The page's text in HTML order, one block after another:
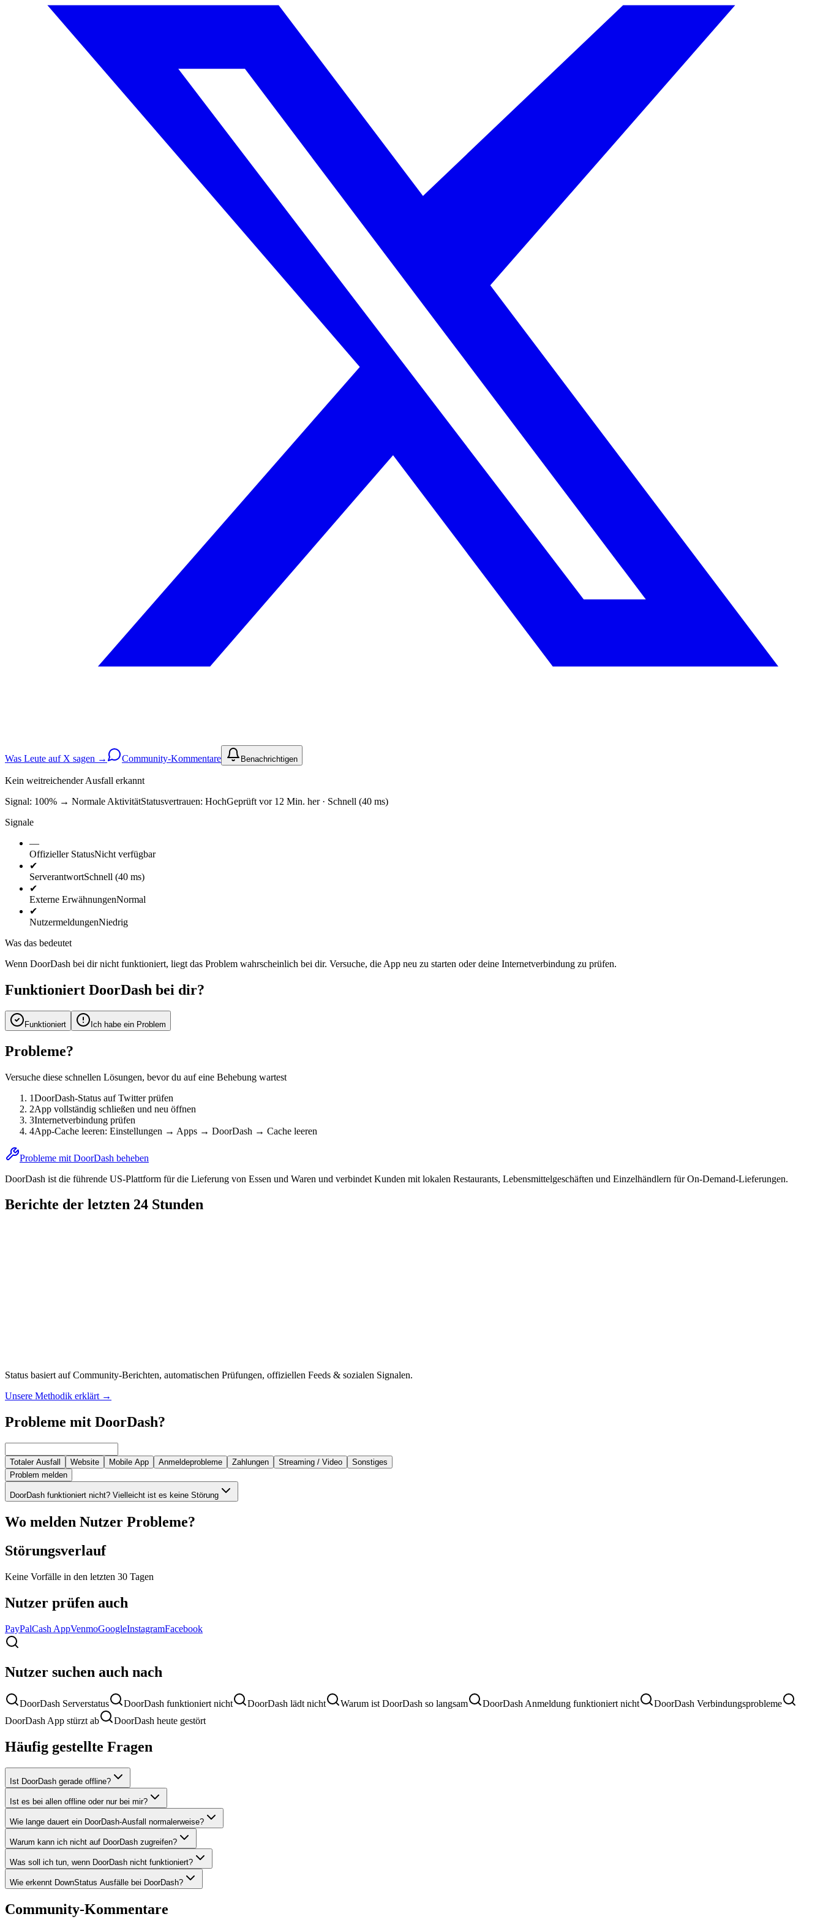
Was Leute auf X sagen → Community-Kommentare Benachrichtigen
Kein weitreichender Ausfall erkannt
Signal: 100% → Normale AktivitätStatusvertrauen: HochGeprüft vor 12 Min. her · Schnell (40 ms)
Signale
—
Offizieller StatusNicht verfügbar
✔
ServerantwortSchnell (40 ms)
✔
Externe ErwähnungenNormal
✔
NutzermeldungenNiedrig
Was das bedeutet
Wenn DoorDash bei dir nicht funktioniert, liegt das Problem wahrscheinlich bei dir. Versuche, die App neu zu starten oder deine Internetverbindung zu prüfen.
Funktioniert DoorDash bei dir?
Funktioniert Ich habe ein Problem
Probleme?
Versuche diese schnellen Lösungen, bevor du auf eine Behebung wartest
1DoorDash-Status auf Twitter prüfen
2App vollständig schließen und neu öffnen
3Internetverbindung prüfen
4App-Cache leeren: Einstellungen → Apps → DoorDash → Cache leeren
Probleme mit DoorDash beheben
DoorDash ist die führende US-Plattform für die Lieferung von Essen und Waren und verbindet Kunden mit lokalen Restaurants, Lebensmittelgeschäften und Einzelhändlern für On-Demand-Lieferungen.
Berichte der letzten 24 Stunden
Status basiert auf Community-Berichten, automatischen Prüfungen, offiziellen Feeds & sozialen Signalen.
Unsere Methodik erklärt →
Probleme mit DoorDash?
Totaler Ausfall Website Mobile App Anmeldeprobleme Zahlungen Streaming / Video
Sonstiges
Problem melden
DoorDash funktioniert nicht? Vielleicht ist es keine Störung
Wo melden Nutzer Probleme?
Störungsverlauf
Keine Vorfälle in den letzten 30 Tagen
Nutzer prüfen auch
PayPalCash AppVenmoGoogleInstagramFacebook
Nutzer suchen auch nach
DoorDash Serverstatus DoorDash funktioniert nicht DoorDash lädt nicht Warum ist DoorDash so langsam DoorDash Anmeldung funktioniert nicht
DoorDash Verbindungsprobleme
DoorDash App stürzt ab
DoorDash heute gestört
Häufig gestellte Fragen
Ist DoorDash gerade offline?
Ist es bei allen offline oder nur bei mir?
Wie lange dauert ein DoorDash-Ausfall normalerweise?
Warum kann ich nicht auf DoorDash zugreifen?
Was soll ich tun, wenn DoorDash nicht funktioniert?
Wie erkennt DownStatus Ausfälle bei DoorDash?
Community-Kommentare